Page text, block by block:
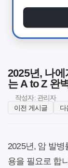
2025년, 나
는 A to Z 완
작성자: 관리자
이전 게시글
다
2025년, 암 발병
용을 필요로 합